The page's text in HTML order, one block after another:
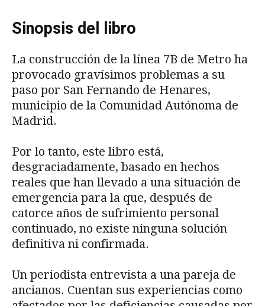
Sinopsis del libro
La construcción de la línea 7B de Metro ha
provocado gravísimos problemas a su
paso por San Fernando de Henares,
municipio de la Comunidad Autónoma de
Madrid.
Por lo tanto, este libro está,
desgraciadamente, basado en hechos
reales que han llevado a una situación de
emergencia para la que, después de
catorce años de sufrimiento personal
continuado, no existe ninguna solución
definitiva ni confirmada.
Un periodista entrevista a una pareja de
ancianos. Cuentan sus experiencias como